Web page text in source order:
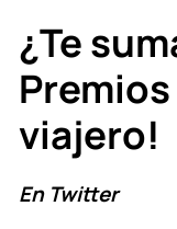
¿Te
viajero!
En Twitter